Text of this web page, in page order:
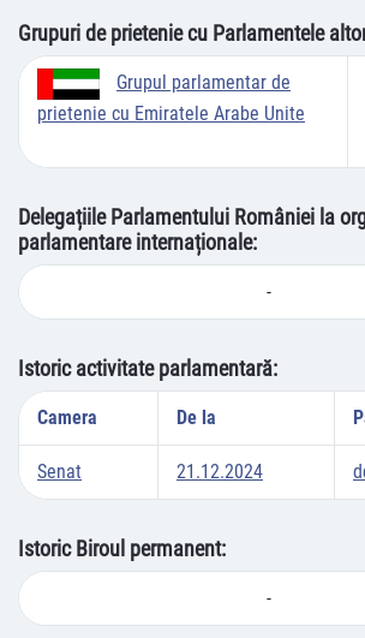
Grupuri de prietenie cu Parlamentele
Grupul parlamentar de
prietenie cu Emiratele Arabe Unite
Delegațiile Parlamentului României la
parlamentare internaționale:
-
Istoric activitate parlamentară:
Camera De la
Senat 21.12.2024
Istoric Biroul permanent:
-